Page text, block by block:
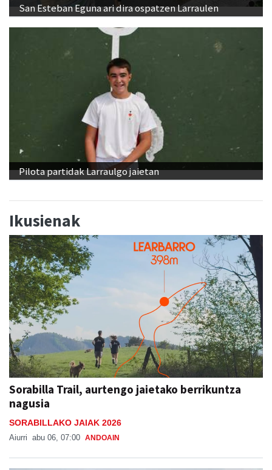
San Esteban Eguna ari dira ospatzen Larraulen
Pilota partidak Larraulgo jaietan
Ikusienak
Sorabilla Trail, aurtengo jaietako berrikuntza
nagusia
SORABILLAKO JAIAK 2026
Aiurri abu 06, 07:00 ANDOAIN